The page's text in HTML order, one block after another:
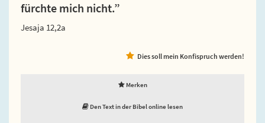
fürchte mich nicht.”
Jesaja 12,2a
Dies soll mein Konfispruch werden!
Merken
Den Text in der Bibel online lesen